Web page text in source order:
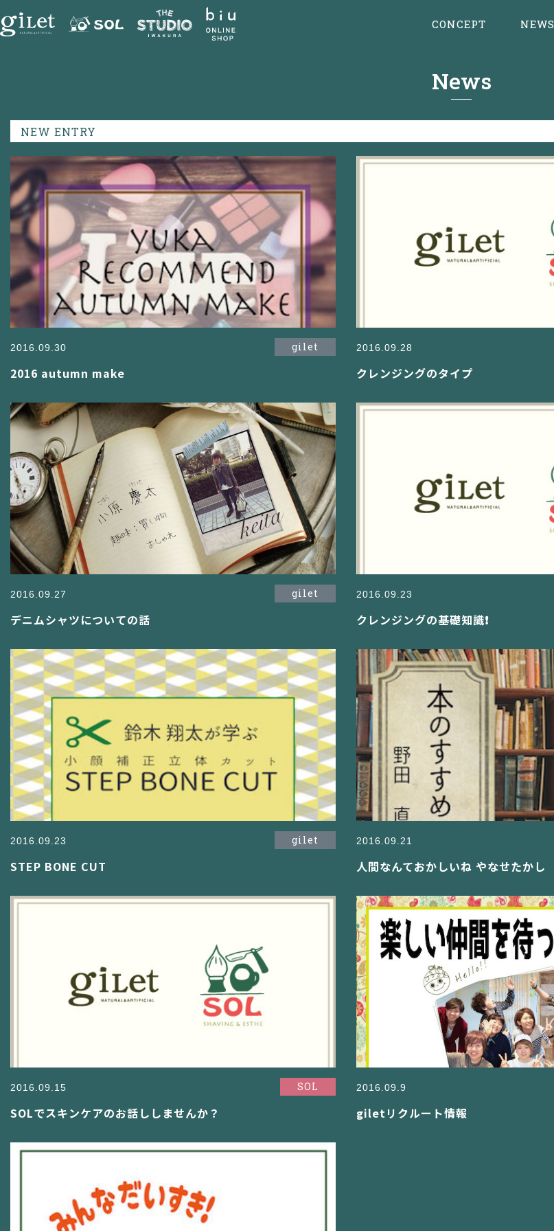
CONCEPT NEWS
News
NEW ENTRY
2016.09.30 gilet
2016 autumn make
2016.09.28
クレンジングのタイプ
2016.09.27 gilet
デニムシャツについての話
2016.09.23
クレンジングの基礎知識❗
2016.09.23 gilet
STEP BONE CUT
2016.09.21
人間なんておかしいね やなせたかし
2016.09.15 SOL
SOLでスキンケアのお話ししませんか？
2016.09.9
giletリクルート情報